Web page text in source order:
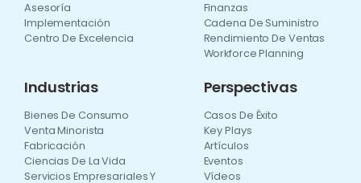
Asesoría
Implementación
Centro De Excelencia
Finanzas
Cadena De Suministro
Rendimiento De Ventas
Workforce Planning
Industrias
Bienes De Consumo
Venta Minorista
Fabricación
Ciencias De La Vida
Servicios Empresariales Y
Perspectivas
Casos De Éxito
Key Plays
Artículos
Eventos
Vídeos